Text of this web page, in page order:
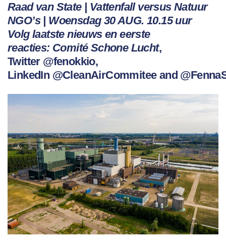
Raad van State | Vattenfall versus Natuur
NGO’s | Woensdag 30 AUG. 10.15 uur
Volg laatste nieuws en eerste
reacties: Comité Schone Lucht,
Twitter @fenokkio,
LinkedIn @CleanAirCommiteeand